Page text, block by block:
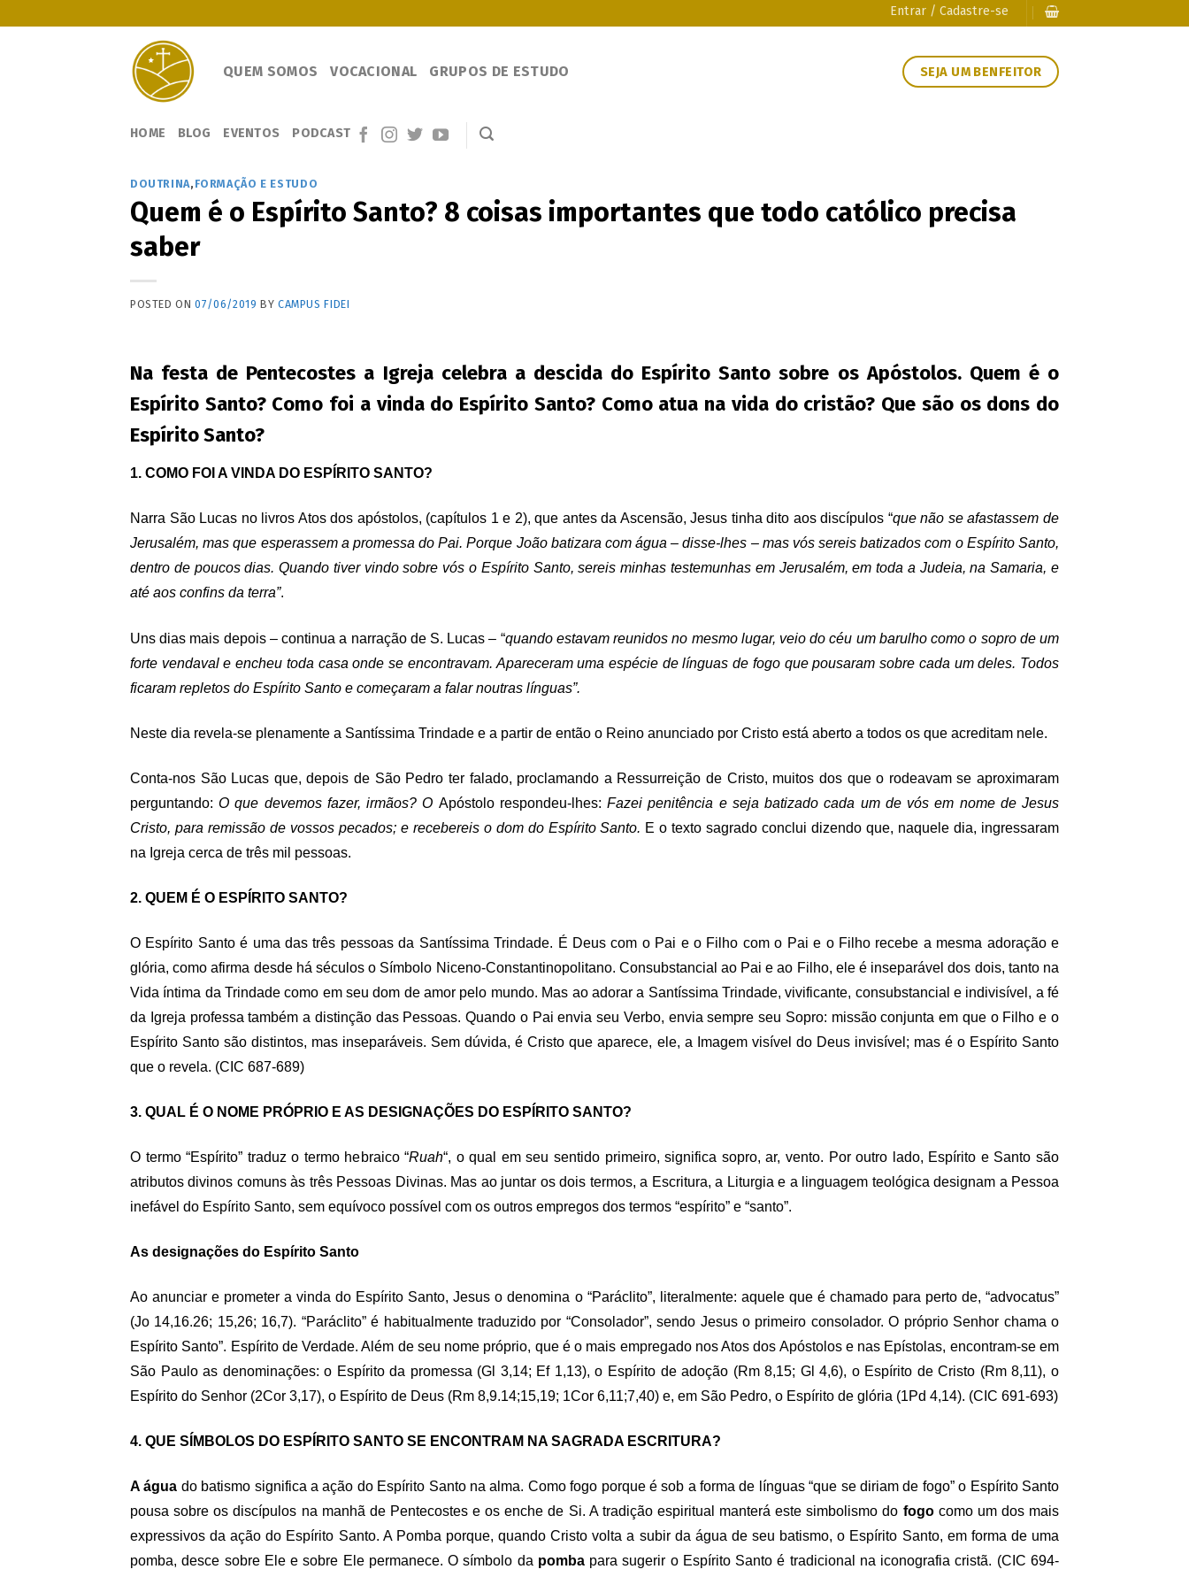
Entrar / Cadastre-se
QUEM SOMOS VOCACIONAL GRUPOS DE ESTUDO SEJA UM BENFEITOR
HOME BLOG EVENTOS PODCAST
DOUTRINA, FORMAÇÃO E ESTUDO
Quem é o Espírito Santo? 8 coisas importantes que todo católico precisa
saber
POSTED ON07/06/2019 BY CAMPUS FIDEI
Na festa de Pentecostes a Igreja celebra a descida do Espírito Santo sobre os Apóstolos. Quem é o
Espírito Santo? Como foi a vinda do Espírito Santo? Como atua na vida do cristão? Que são os dons do
Espírito Santo?
1. COMO FOI A VINDA DO ESPÍRITO SANTO?
Narra São Lucas no livros Atos dos apóstolos, (capítulos 1 e 2), que antes da Ascensão, Jesus tinha dito aos discípulos “que não se afastassem de
Jerusalém, mas que esperassem a promessa do Pai. Porque João batizara com água – disse-lhes – mas vós sereis batizados com o Espírito Santo,
dentro de poucos dias. Quando tiver vindo sobre vós o Espírito Santo, sereis minhas testemunhas em Jerusalém, em toda a Judeia, na Samaria, e
até aos confins da terra”.
Uns dias mais depois – continua a narração de S. Lucas – “quando estavam reunidos no mesmo lugar, veio do céu um barulho como o sopro de um
forte vendaval e encheu toda casa onde se encontravam. Apareceram uma espécie de línguas de fogo que pousaram sobre cada um deles. Todos
ficaram repletos do Espírito Santo e começaram a falar noutras línguas”.
Neste dia revela-se plenamente a Santíssima Trindade e a partir de então o Reino anunciado por Cristo está aberto a todos os que acreditam nele.
Conta-nos São Lucas que, depois de São Pedro ter falado, proclamando a Ressurreição de Cristo, muitos dos que o rodeavam se aproximaram
perguntando:O que devemos fazer, irmãos? O Apóstolo respondeu-lhes:Fazei penitência e seja batizado cada um de vós em nome de Jesus
Cristo, para remissão de vossos pecados; e recebereis o dom do Espírito Santo. E o texto sagrado conclui dizendo que, naquele dia, ingressaram
na Igreja cerca de três mil pessoas.
2. QUEM É O ESPÍRITO SANTO?
O Espírito Santo é uma das três pessoas da Santíssima Trindade. É Deus com o Pai e o Filho com o Pai e o Filho recebe a mesma adoração e
glória, como afirma desde há séculos o Símbolo Niceno-Constantinopolitano. Consubstancial ao Pai e ao Filho, ele é inseparável dos dois, tanto na
Vida íntima da Trindade como em seu dom de amor pelo mundo. Mas ao adorar a Santíssima Trindade, vivificante, consubstancial e indivisível, a fé
da Igreja professa também a distinção das Pessoas. Quando o Pai envia seu Verbo, envia sempre seu Sopro: missão conjunta em que o Filho e o
Espírito Santo são distintos, mas inseparáveis. Sem dúvida, é Cristo que aparece, ele, a Imagem visível do Deus invisível; mas é o Espírito Santo
que o revela. (CIC 687-689)
3. QUAL É O NOME PRÓPRIO E AS DESIGNAÇÕES DO ESPÍRITO SANTO?
O termo “Espírito” traduz o termo hebraico “Ruah“, o qual em seu sentido primeiro, significa sopro, ar, vento. Por outro lado, Espírito e Santo são
atributos divinos comuns às três Pessoas Divinas. Mas ao juntar os dois termos, a Escritura, a Liturgia e a linguagem teológica designam a Pessoa
inefável do Espírito Santo, sem equívoco possível com os outros empregos dos termos “espírito” e “santo”.
As designações do Espírito Santo
Ao anunciar e prometer a vinda do Espírito Santo, Jesus o denomina o “Paráclito”, literalmente: aquele que é chamado para perto de, “advocatus”
(Jo 14,16.26; 15,26; 16,7). “Paráclito” é habitualmente traduzido por “Consolador”, sendo Jesus o primeiro consolador. O próprio Senhor chama o
Espírito Santo”. Espírito de Verdade. Além de seu nome próprio, que é o mais empregado nos Atos dos Apóstolos e nas Epístolas, encontram-se em
São Paulo as denominações: o Espírito da promessa (Gl 3,14; Ef 1,13), o Espírito de adoção (Rm 8,15; Gl 4,6), o Espírito de Cristo (Rm 8,11), o
Espírito do Senhor (2Cor 3,17), o Espírito de Deus (Rm 8,9.14;15,19; 1Cor 6,11;7,40) e, em São Pedro, o Espírito de glória (1Pd 4,14). (CIC 691-693)
4. QUE SÍMBOLOS DO ESPÍRITO SANTO SE ENCONTRAM NA SAGRADA ESCRITURA?
A água do batismo significa a ação do Espírito Santo na alma. Como fogo porque é sob a forma de línguas “que se diriam de fogo” o Espírito Santo
pousa sobre os discípulos na manhã de Pentecostes e os enche de Si. A tradição espiritual manterá este simbolismo do fogocomo um dos mais
expressivos da ação do Espírito Santo. A Pomba porque, quando Cristo volta a subir da água de seu batismo, o Espírito Santo, em forma de uma
pomba, desce sobre Ele e sobre Ele permanece. O símbolo da pombapara sugerir o Espírito Santo é tradicional na iconografia cristã. (CIC 694-